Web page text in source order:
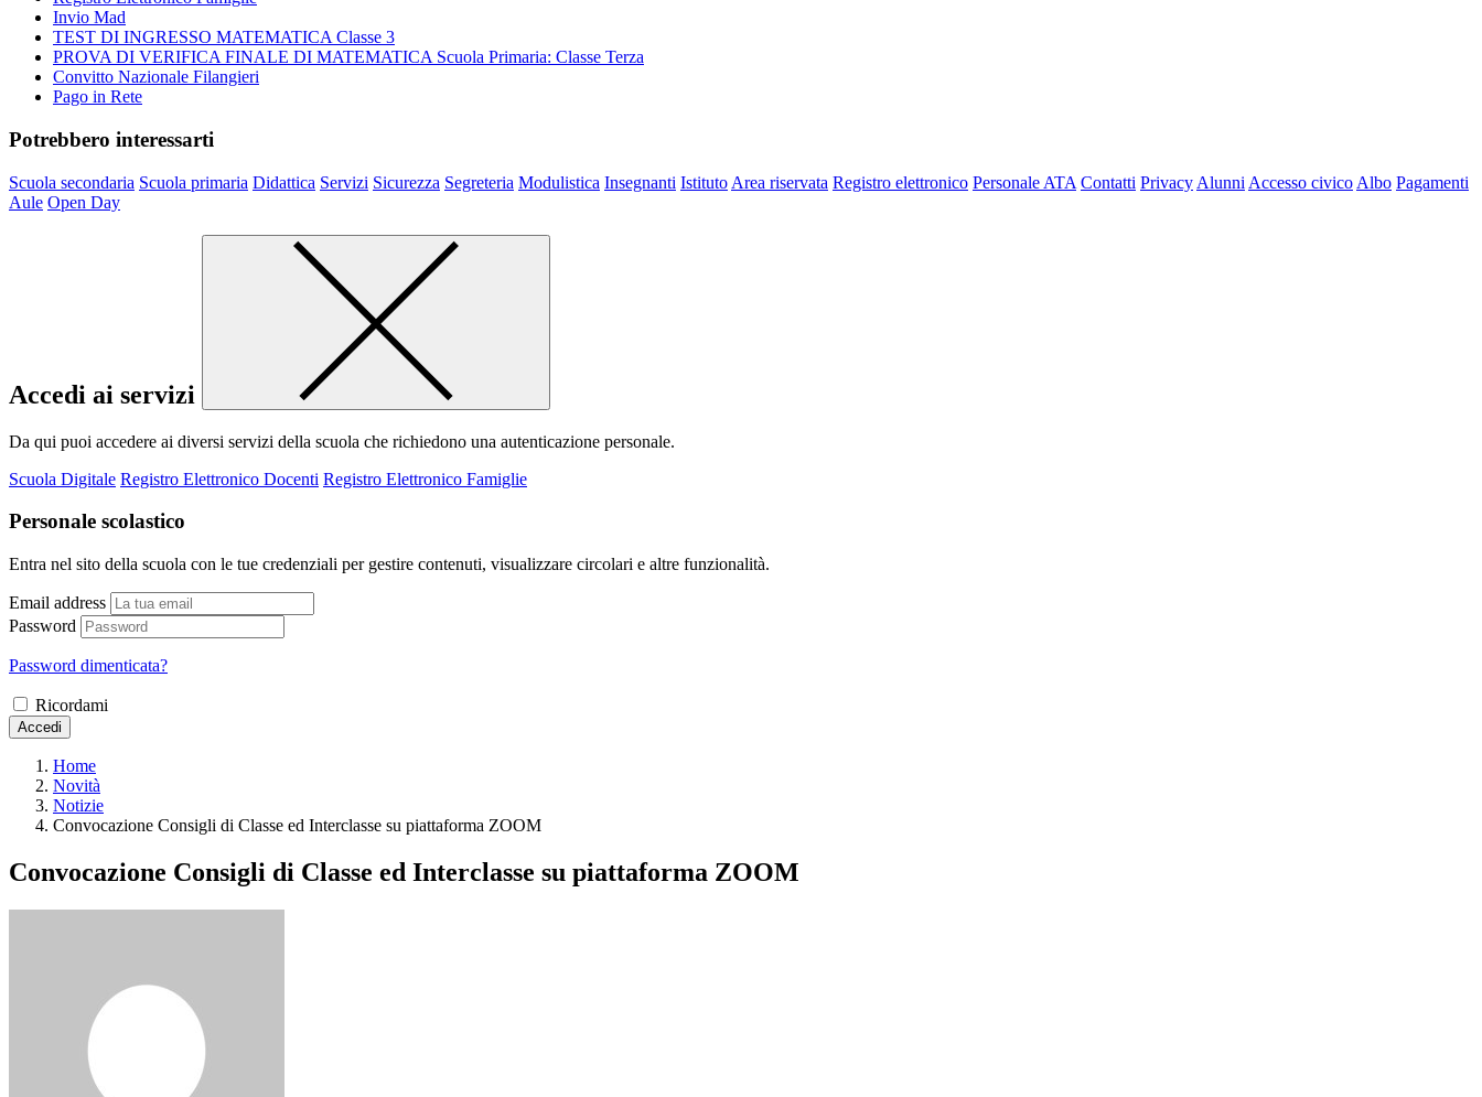
Invio Mad
TEST DI INGRESSO MATEMATICA Classe 3
PROVA DI VERIFICA FINALE DI MATEMATICA Scuola Primaria: Classe Terza
Convitto Nazionale Filangieri
Pago in Rete
Potrebbero interessarti
Scuola secondaria Scuola primaria Didattica Servizi Sicurezza Segreteria Modulistica Insegnanti Istituto Area riservata Registro elettronico Personale ATA Contatti Privacy Alunni Accesso civico Albo Pagamenti
Aule Open Day
Accedi ai servizi
Da qui puoi accedere ai diversi servizi della scuola che richiedono una autenticazione personale.
Scuola Digitale Registro Elettronico Docenti Registro Elettronico Famiglie
Personale scolastico
Entra nel sito della scuola con le tue credenziali per gestire contenuti, visualizzare circolari e altre funzionalità.
Email address
Password
Password dimenticata?
Ricordami
Accedi
Home
Novità
Notizie
Convocazione Consigli di Classe ed Interclasse su piattaforma ZOOM
Convocazione Consigli di Classe ed Interclasse su piattaforma ZOOM